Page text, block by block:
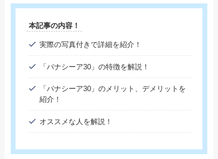
本記事の内容！
実際の写真付きで詳細を紹介！
「パナシーア30」の特徴を解説！
「パナシーア30」のメリット、デメリットを
紹介！
オススメな人を解説！